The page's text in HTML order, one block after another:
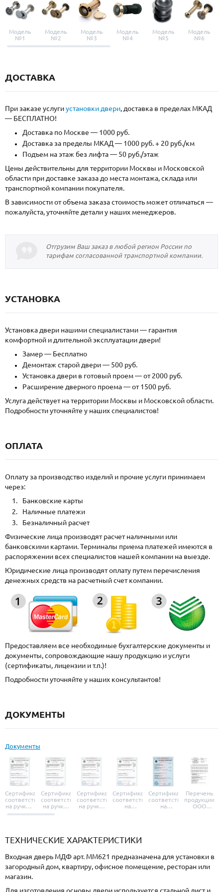
Модель
№1
Модель
№2
Модель
№3
Модель
№4
Модель
№5
Модель
№6
ДОСТАВКА
При заказе услугиустановки двери, доставка в пределах МКАД
— БЕСПЛАТНО!
Доставка по Москве — 1000 руб.
Доставка за пределы МКАД — 1000 руб. + 20 руб./км
Подъем на этаж без лифта — 50 руб./этаж
Цены действительны для территории Москвы и Московской
области при доставке заказа до места монтажа, склада или
транспортной компании покупателя.
В зависимости от объема заказа стоимость может отличаться —
пожалуйста, уточняйте детали у наших менеджеров.
Отгрузим Ваш заказ в любой регион России по
тарифам согласованной транспортной компании.
УСТАНОВКА
Установка двери нашими специалистами — гарантия
комфортной и длительной эксплуатации двери!
Замер — Бесплатно
Демонтаж старой двери — 500 руб.
Установка двери в готовый проем — от 2000 руб.
Расширение дверного проема — от 1500 руб.
Услуга действует на территории Москвы и Московской области.
Подробности уточняйте у наших специалистов!
ОПЛАТА
Оплату за производство изделий и прочие услуги принимаем
через:
Банковские карты
Наличные платежи
Безналичный расчет
Физические лица производят расчет наличными или
банковскими картами. Терминалы приема платежей имеются в
распоряжении всех специалистов нашей компании на выезде.
Юридические лица производят оплату путем перечисления
денежных средств на расчетный счет компании.
Предоставляем все необходимые бухгалтерские документы и
документы, сопровождающие нашу продукцию и услуги
(сертификаты, лицензии и т.п.)!
Подробности уточняйте у наших консультантов!
ДОКУМЕНТЫ
Документы
Сертификат
соответствия
на ручки и
броненакладки
Сертификат
соответствия
на ручки-
защелки
Сертификат
соответствия
на ручки-
Сертификат
соответствия
на
Сертификат
соответствия
на
Перечень
продукции
ООО
ТЕХНИЧЕСКИЕ ХАРАКТЕРИСТИКИ
Входная дверь МДФ арт. ММ621 предназначена для установки в
загородный дом, квартиру, офисное помещение, ресторан или
магазин.